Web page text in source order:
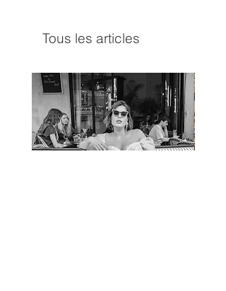
Tous les articles